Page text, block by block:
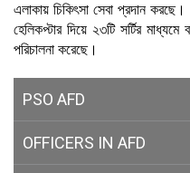
এলাকায় চিকিৎসা সেবা প্রদান
হেলিকপ্টার দিয়ে ২৩টি সর্টির
পরিচালনা করেছে।
PSO AFD
OFFICERS IN AFD